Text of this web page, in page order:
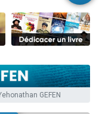
4 personnes viennent de nous rejoindre sur WhatsApp
3 personnes viennent de nous rejoindre sur WhatsApp
Maasser
5 jours de vacances aux Orphelins
2 personnes viennent de nous rejoindre sur WhatsApp
GEFEN